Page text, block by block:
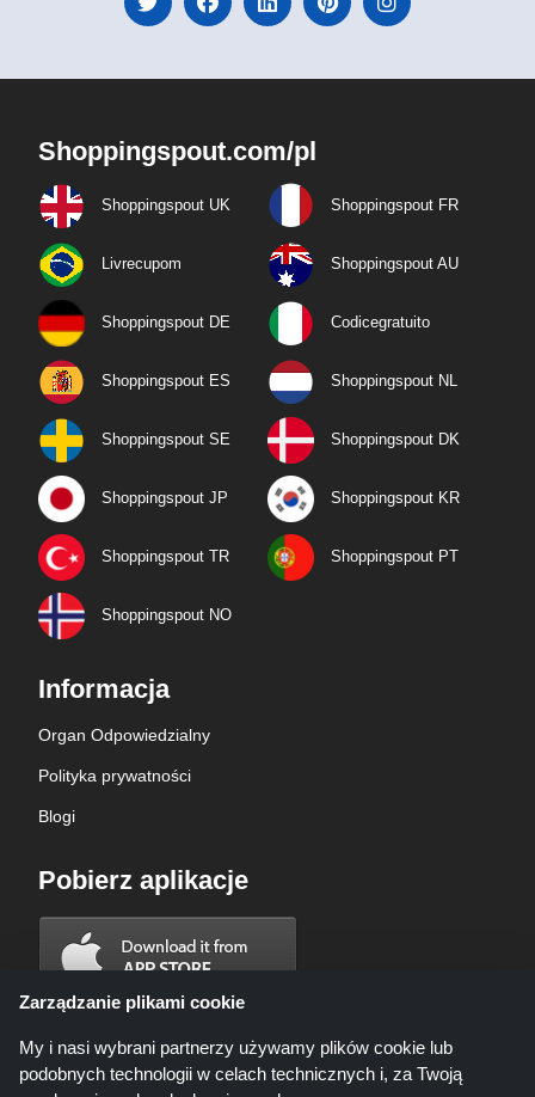
Shoppingspout.com/pl
Shoppingspout UK Shoppingspout FR
Livrecupom Shoppingspout AU
Shoppingspout DE Codicegratuito
Shoppingspout ES Shoppingspout NL
Shoppingspout SE Shoppingspout DK
Shoppingspout JP Shoppingspout KR
Shoppingspout TR Shoppingspout PT
Shoppingspout NO
Informacja
Organ Odpowiedzialny
Polityka prywatności
Blogi
Pobierz aplikacje
Zarządzanie plikami cookie
My i nasi wybrani partnerzy używamy plików cookie lub
podobnych technologii w celach technicznych i, za Twoją